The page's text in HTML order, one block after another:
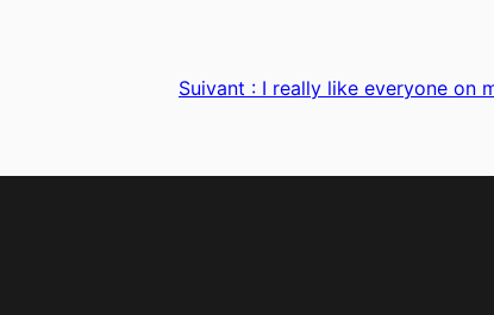
Suivant : I really like everyone on